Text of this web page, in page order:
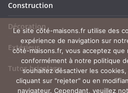
Construction
Décoration
Extérieur
Tutos bricolage
Le site côté-maisons.fr utilise des
expérience de navigation sur
côté-maisons.fr, vous acceptez que
conformément à notre politique
souhaitez désactiver les
cliquant sur "rejeter" ou en
navigateur. Cependant, veuillez